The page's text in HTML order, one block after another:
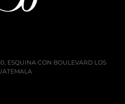
ESQUINA CON BOULEVARD LOS